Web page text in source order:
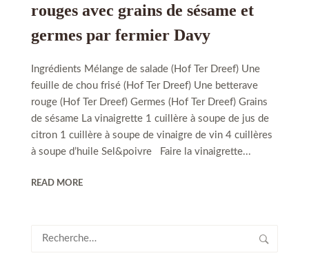
rouges avec grains de sésame et
germes par fermier Davy
Ingrédients Mélange de salade (Hof Ter Dreef) Une
feuille de chou frisé (Hof Ter Dreef) Une betterave
rouge (Hof Ter Dreef) Germes (Hof Ter Dreef) Grains
de sésame La vinaigrette 1 cuillère à soupe de jus de
citron 1 cuillère à soupe de vinaigre de vin 4 cuillères
à soupe d’huile Sel&poivre Faire la vinaigrette...
READ MORE
Rechercher :